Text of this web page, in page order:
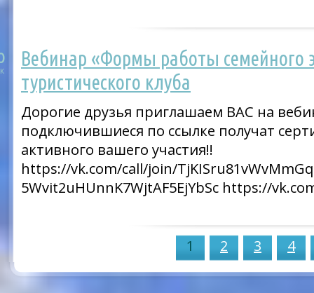
Вебинар «Формы работы семейного
туристического клуба
Дорогие друзья приглашаем ВАС на
подключившиеся по ссылке получат
активного вашего участия!!
https://vk.com/call/join/
5Wvit2uHUnnK7WjtAF5EjYbSc https://
1 2 3 4